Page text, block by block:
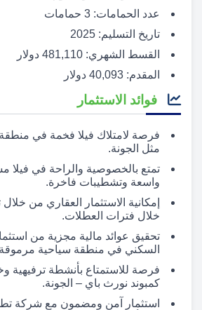
عدد الحمامات: 3 حمامات
تاريخ التسليم: 2025
القسط الشهري: 481,110 دولار
المقدم: 40,093 دولار
فوائد الاستثمار
فرصة لامتلاك فيلا فخمة في
مثل الجونة.
تمتع بالخصوصية والراحة في فيلا
واسعة وتشطيبات فاخرة.
إمكانية الاستثمار العقاري من خلال
خلال فترات العطلات.
تحقيق عوائد مالية مجزية من
السكني في منطقة سياحية
فرصة للاستمتاع بأنشطة ترفيهية
كمبوند نورث باي – الجونة.
استثمار آمن ومضمون مع شركة